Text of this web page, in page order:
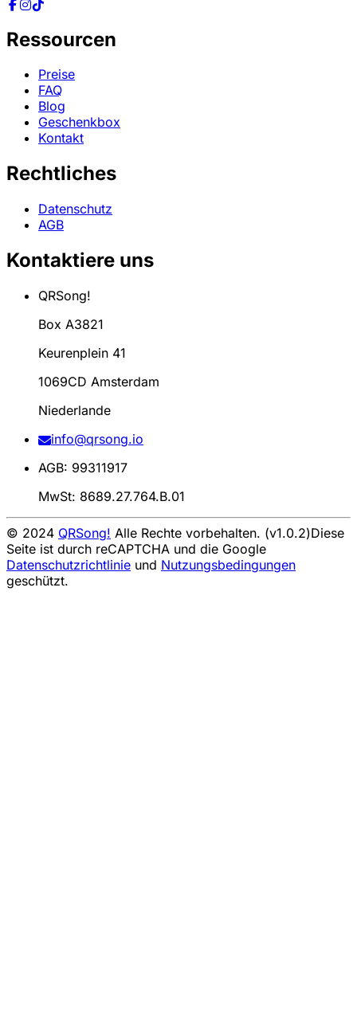
Ressourcen
Preise
FAQ
Blog
Geschenkbox
Kontakt
Rechtliches
Datenschutz
AGB
Kontaktiere uns
QRSong!
Box A3821
Keurenplein 41
1069CD Amsterdam
Niederlande
info@qrsong.io
AGB: 99311917
MwSt: 8689.27.764.B.01
© 2024 QRSong! Alle Rechte vorbehalten. (v1.0.2)Diese
Seite ist durch reCAPTCHA und die Google
Datenschutzrichtlinie und Nutzungsbedingungen
geschützt.